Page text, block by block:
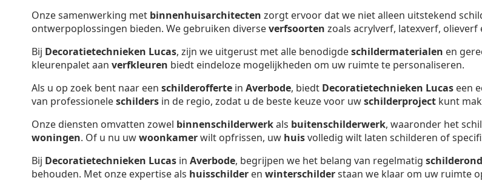
Onze samenwerking met binnenhuisarchitecten zorgt ervoor dat we niet alleen uitstekend
ontwerpoplossingen bieden. We gebruiken diverseverfsoorten zoals acrylverf, latexverf,
Bij Decoratietechnieken Lucas, zijn we uitgerust met alle benodigdeschildermaterialen en
kleurenpalet aan verfkleuren biedt eindeloze mogelijkheden om uw ruimte te personaliseren.
Als u op zoek bent naar een schilderofferte in Averbode, biedt Decoratietechnieken Lucas een
van professioneleschilders in de regio, zodat u de beste keuze voor uwschilderproject kunt
Onze diensten omvatten zowel binnenschilderwerkals buitenschilderwerk, waaronder het
woningen. Of u nu uwwoonkamerwilt opfrissen, uw huisvolledig wilt laten schilderen of
Bij Decoratietechnieken Lucas in Averbode, begrijpen we het belang van regelmatig
behouden. Met onze expertise als huisschilder en winterschilderstaan we klaar om uw ruimte